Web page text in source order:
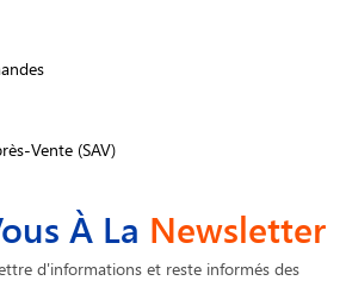
Vente (SAV)
À La Newsletter
d'informations et reste informés des